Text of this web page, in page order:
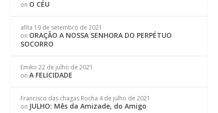
on O CÉU
afita 19 de setembro de 2021
on ORAÇÃO A NOSSA SENHORA DO PERPÉTUO
SOCORRO
Emiko 22 de julho de 2021
onA FELICIDADE
Francisco das chagas Rocha 4 de julho de 2021
on JULHO: Mês da Amizade, do Amigo